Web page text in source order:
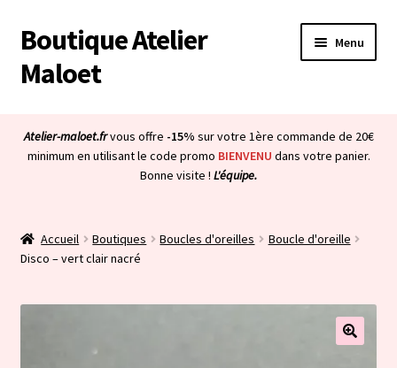
Aller
à
la
Aller
au
contenu
Boutique Atelier
Maloet
Menu
Boutique
Ouvrir
menu
À propos & CGV
Ouvrir
enfant
Blog
le
menu
Bienvenue dans la boutique
Atelier-maloet.frvous offre -15% sur votre 1ère commande de 20€
minimum en utilisant le code promo BIENVENU dans votre panier.
Bonne visite ! L'équipe.
Accueil Boutiques Boucles d'oreilles
Boucle d'oreille
Disco – vert clair nacré